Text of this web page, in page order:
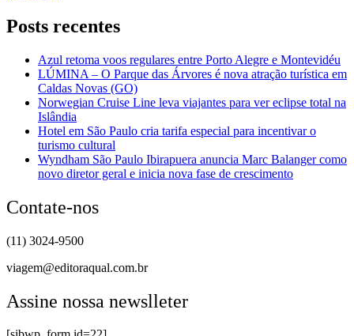
Posts recentes
Azul retoma voos regulares entre Porto Alegre e Montevidéu
LÚMINA – O Parque das Árvores é nova atração turística em
Caldas Novas (GO)
Norwegian Cruise Line leva viajantes para ver eclipse total na
Islândia
Hotel em São Paulo cria tarifa especial para incentivar o
turismo cultural
Wyndham São Paulo Ibirapuera anuncia Marc Balanger como
novo diretor geral e inicia nova fase de crescimento
Contate-nos
(11) 3024-9500
viagem@editoraqual.com.br
Assine nossa newslleter